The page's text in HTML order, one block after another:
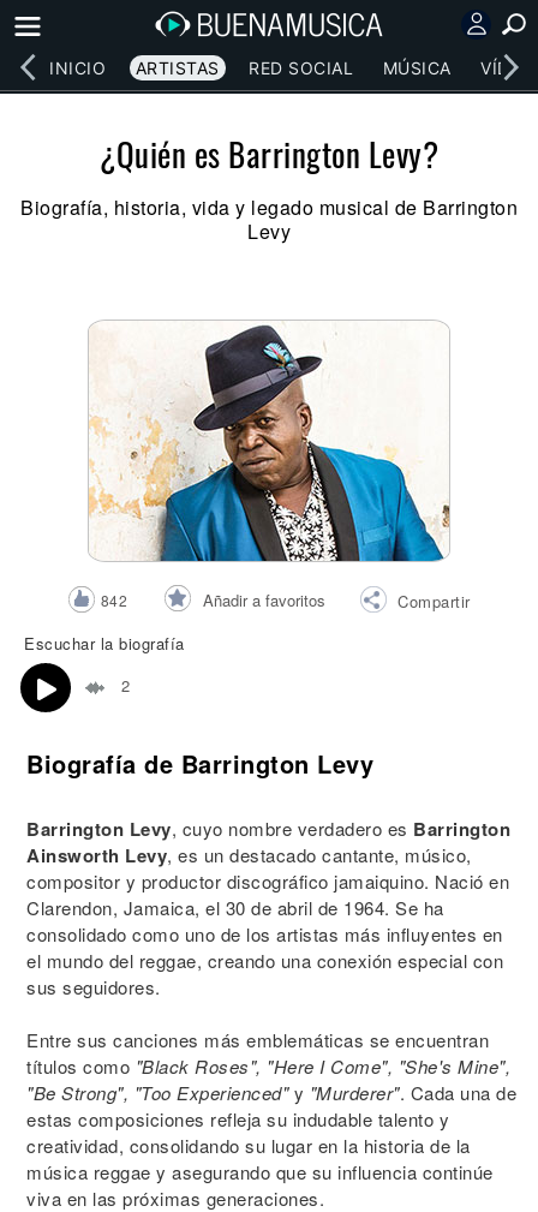
INICIO ARTISTAS RED SOCIAL MÚSICA
¿Quién es Barrington Levy?
Biografía, historia, vida y legado musical de Barrington
Levy
842 Añadir a favoritos
Compartir
Escuchar la biografía
2
Biografía de Barrington Levy
Barrington Levy, cuyo nombre verdadero es Barrington
Ainsworth Levy, es un destacado cantante, músico,
compositor y productor discográfico jamaiquino. Nació en
Clarendon, Jamaica, el 30 de abril de 1964. Se ha
consolidado como uno de los artistas más influyentes en
el mundo del reggae, creando una conexión especial con
sus seguidores.
Entre sus canciones más emblemáticas se encuentran
títulos como "Black Roses", "Here I Come", "She's Mine",
"Be Strong", "Too Experienced"y "Murderer". Cada una de
estas composiciones refleja su indudable talento y
creatividad, consolidando su lugar en la historia de la
música reggae y asegurando que su influencia continúe
viva en las próximas generaciones.